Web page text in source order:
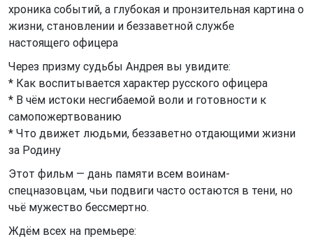
хроника событий, а глубокая и пронзительная картина о
жизни, становлении и беззаветной службе
настоящего офицера
Через призму судьбы Андрея вы увидите:
* Как воспитывается характер русского офицера
* В чём истоки несгибаемой воли и готовности к
самопожертвованию
* Что движет людьми, беззаветно отдающими жизни
за Родину
Этот фильм — дань памяти всем воинам-
спецназовцам, чьи подвиги часто остаются в тени, но
чьё мужество бессмертно.
Ждём всех на премьере: